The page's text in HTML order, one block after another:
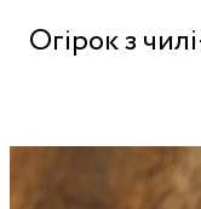
Огірок з